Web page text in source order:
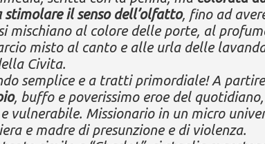
stimolare il senso dell’olfatto, fino ad
mischiano al colore delle porte, al
misto al canto e alle urla delle
Civita.
semplice e a tratti primordiale! A partire
, buffo e poverissimo eroe del quotidiano,
vulnerabile. Missionario in un micro
e madre di presunzione e di violenza.